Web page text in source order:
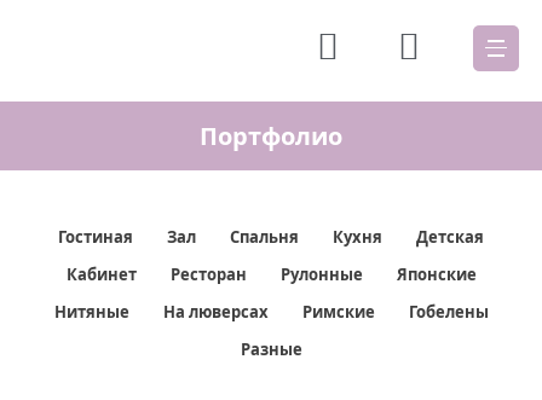
Портфолио
Гостиная Зал Спальня Кухня
Детская
Кабинет
Ресторан Рулонные
Японские
Нитяные
На люверсах Римские
Гобелены
Разные